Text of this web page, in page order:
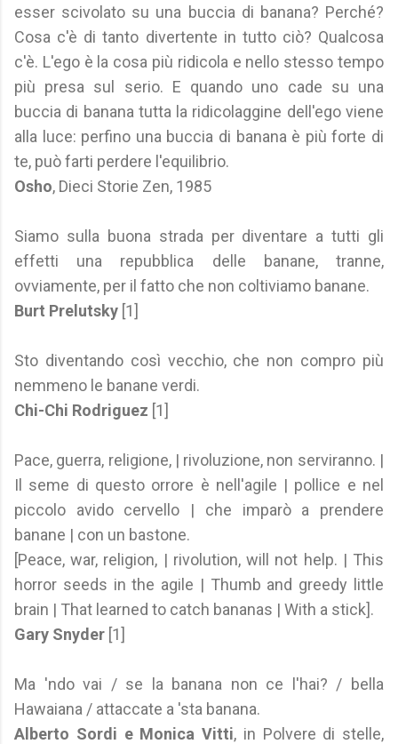
esser scivolato su una buccia di banana? Perché?
Cosa c'è di tanto divertente in tutto ciò? Qualcosa
c'è. L'ego è la cosa più ridicola e nello stesso tempo
più presa sul serio. E quando uno cade su una
buccia di banana tutta la ridicolaggine dell'ego viene
alla luce: perfino una buccia di banana è più forte di
te, può farti perdere l'equilibrio.
Osho, Dieci Storie Zen, 1985
Siamo sulla buona strada per diventare a tutti gli
effetti una repubblica delle banane, tranne,
ovviamente, per il fatto che non coltiviamo banane.
Burt Prelutsky [1]
Sto diventando così vecchio, che non compro più
nemmeno le banane verdi.
Chi-Chi Rodriguez [1]
Pace, guerra, religione, | rivoluzione, non serviranno. |
Il seme di questo orrore è nell'agile | pollice e nel
piccolo avido cervello | che imparò a prendere
banane | con un bastone.
[Peace, war, religion, | rivolution, will not help. | This
horror seeds in the agile | Thumb and greedy little
brain | That learned to catch bananas | With a stick].
Gary Snyder [1]
Ma 'ndo vai / se la banana non ce l'hai? / bella
Hawaiana / attaccate a 'sta banana.
Alberto Sordi e Monica Vitti, in Polvere di stelle,